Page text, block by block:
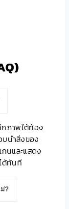
กภาพใต้ท้อง
นำสิ่งของ
นและแสดง
ด้ทันที
?